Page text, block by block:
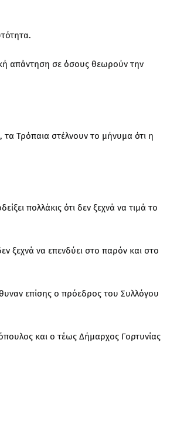
απάντηση σε όσους θεωρούν την
Τρόπαια στέλνουν το μήνυμα ότι η
πολλάκις ότι δεν ξεχνά να τιμά το
ξεχνά να επενδύει στο παρόν και στο
επίσης ο πρόεδρος του Συλλόγου
και ο τέως Δήμαρχος Γορτυνίας